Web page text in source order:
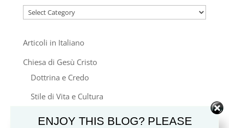
Categories
Articoli in Italiano
Chiesa di Gesù Cristo
Dottrina e Credo
Stile di Vita e Cultura
Famiglia e Genealogia
ENJOY THIS BLOG? PLEASE